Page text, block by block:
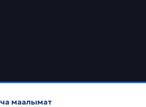
маалымат